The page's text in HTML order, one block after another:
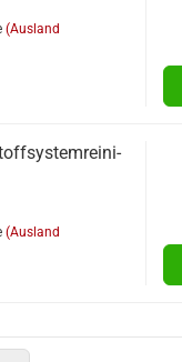
(Ausland
(Ausland